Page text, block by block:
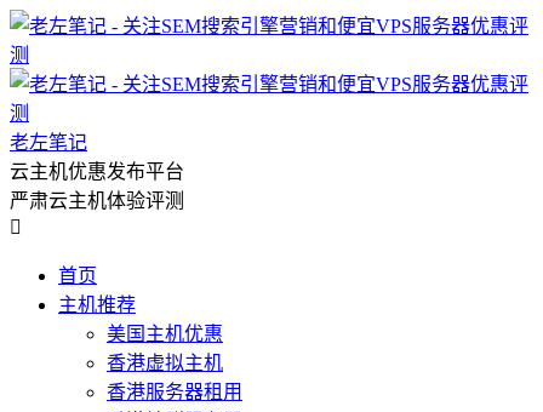
老左笔记
云主机优惠发布平台
严肃云主机体验评测

首页
主机推荐
美国主机优惠
香港虚拟主机
香港服务器租用